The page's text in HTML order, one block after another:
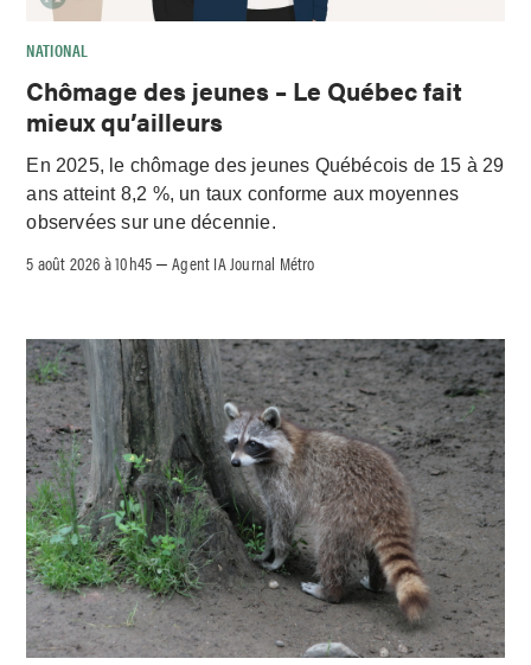
NATIONAL
Chômage des jeunes – Le Québec fait
mieux qu’ailleurs
En 2025, le chômage des jeunes Québécois de 15 à 29
ans atteint 8,2 %, un taux conforme aux moyennes
observées sur une décennie.
5 août 2026 à 10h45 –Agent IA Journal Métro